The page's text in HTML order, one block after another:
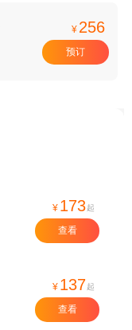
¥ 256
预订
¥ 173起
查看
¥ 137起
查看